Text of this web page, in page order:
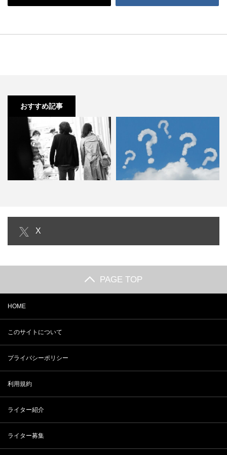
おすすめ記事
会えない人に差はあるのか？…
X
PAGE TOP
HOME
このサイトについて
プライバシーポリシー
利用規約
ライター紹介
ライター募集